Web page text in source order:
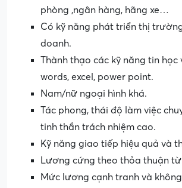
phòng ,ngân hàng, hãng xe…
Có kỹ năng phát triển thị
doanh.
Thành thạo các kỹ năng tin học
words, excel, power point.
Nam/nữ ngoại hình khá.
Tác phong, thái độ làm việc
tinh thần trách nhiệm cao.
Kỹ năng giao tiếp hiệu quả và
Lương cứng theo thỏa thuận
Mức lương cạnh tranh và